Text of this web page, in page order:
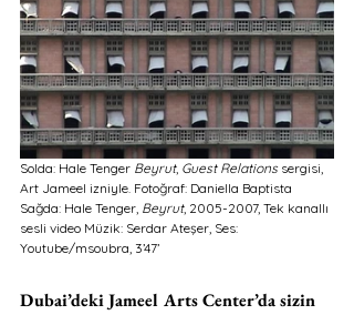
Solda: Hale Tenger Beyrut, Guest Relations sergisi,
Art Jameel izniyle. Fotoğraf: Daniella Baptista
Sağda: Hale Tenger, Beyrut, 2005-2007, Tek kanallı
sesli video Müzik: Serdar Ateşer, Ses:
Youtube/msoubra, 3’47’
Dubai’deki Jameel Arts Center’da sizin